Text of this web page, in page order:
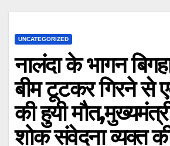
UNCATEGORIZED
नालंदा के भागन
बीम टूटकर गिरने से
की हुयी
शोक संवेदना व्यक्त